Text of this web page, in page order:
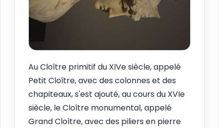
Au Cloître primitif du XIVe siècle, appelé
Petit Cloître, avec des colonnes et des
chapiteaux, s'est ajouté, au cours du XVIe
siècle, le Cloître monumental, appelé
Grand Cloître, avec des piliers en pierre